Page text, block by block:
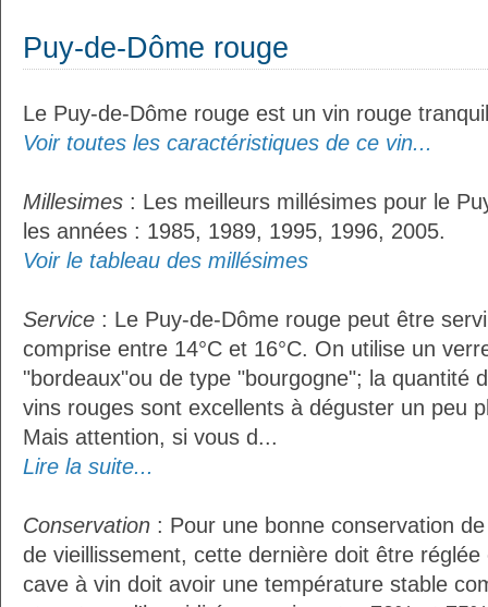
Puy-de-Dôme rouge
Le Puy-de-Dôme rouge est un vin rouge
Voir toutes les caractéristiques de ce vin...
Millesimes : Les meilleurs millésimes pour le
les années : 1985, 1989, 1995, 1996, 2005.
Voir le tableau des millésimes
Service : Le Puy-de-Dôme rouge peut être
comprise entre 14°C et 16°C. On utilise un
"bordeaux"ou de type "bourgogne"; la quantité
vins rouges sont excellents à déguster un peu
Mais attention, si vous d...
Lire la suite...
Conservation : Pour une bonne conservation
de vieillissement, cette dernière doit être réglée
cave à vin doit avoir une température stable